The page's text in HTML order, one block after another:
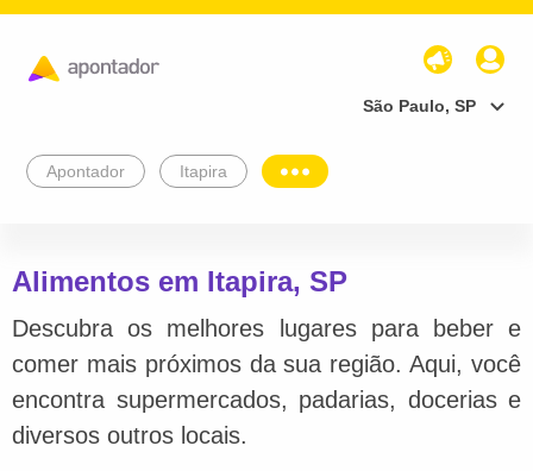
São Paulo, SP
Apontador Itapira
Alimentos em Itapira, SP
Descubra os melhores lugares para beber e
comer mais próximos da sua região. Aqui, você
encontra supermercados, padarias, docerias e
diversos outros locais.